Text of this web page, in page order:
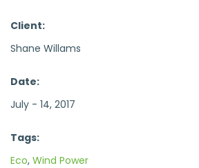
Client:
Shane Willams
Date:
July - 14, 2017
Tags:
Eco, Wind Power